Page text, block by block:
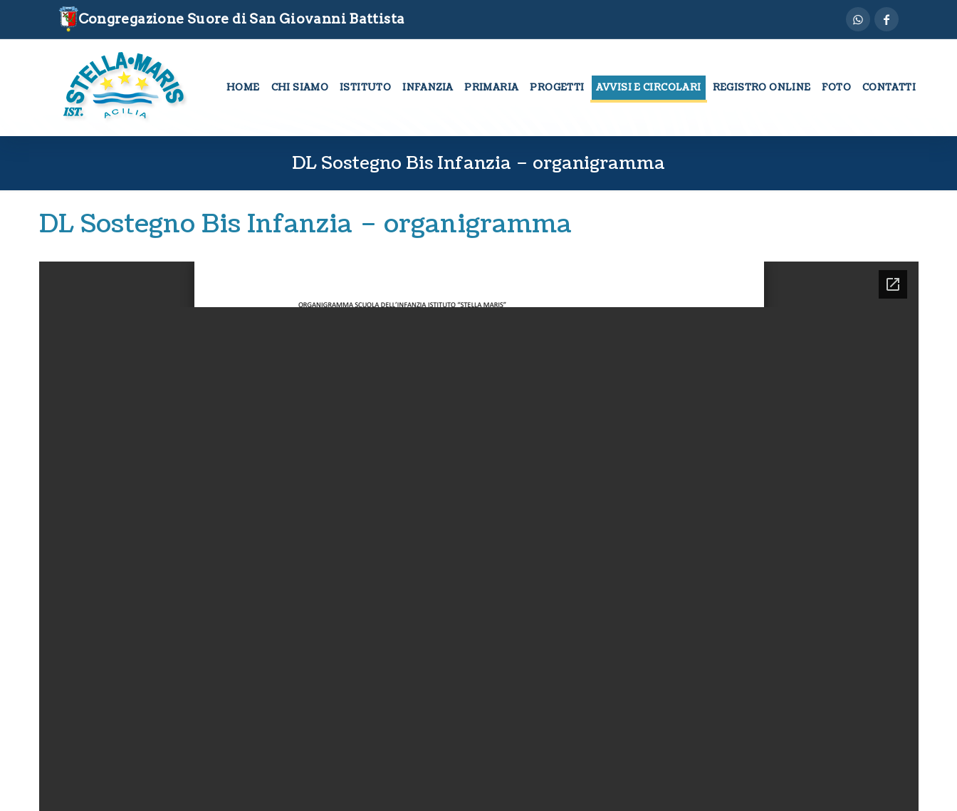
Congregazione Suore di San Giovanni Battista
HOME CHI SIAMO ISTITUTO INFANZIA PRIMARIA PROGETTI AVVISI E CIRCOLARI REGISTRO ONLINE FOTO CONTATTI
DL Sostegno Bis Infanzia – organigramma
DL Sostegno Bis Infanzia – organigramma